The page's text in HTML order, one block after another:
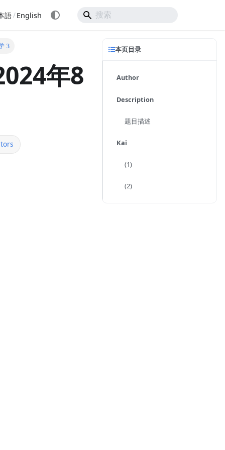
語/English
3
年8
s-1&2s\end{pmatrix},\qquad
本页目录
Author
Description
题目描述
Kai
(1)
(2)